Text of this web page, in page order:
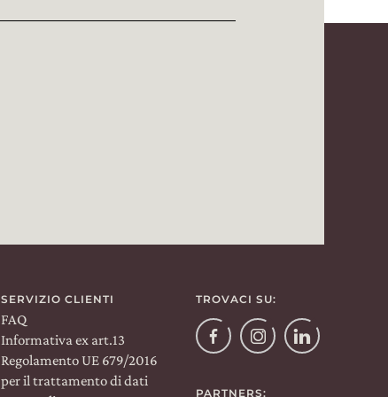
TROVACI SU:
FacebookInstagramLinkedin
PARTNERS:
SERVIZIO CLIENTI
FAQ
Informativa ex art.13
Regolamento UE 679/2016
per il trattamento di dati